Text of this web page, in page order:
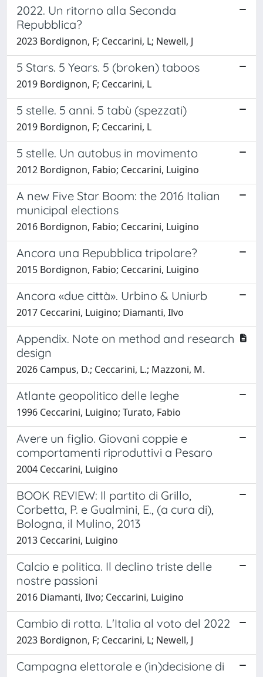
2022. Un ritorno alla Seconda
Repubblica?
2023 Bordignon, F; Ceccarini, L; Newell, J
5 Stars. 5 Years. 5 (broken) taboos
2019 Bordignon, F; Ceccarini, L
5 stelle. 5 anni. 5 tabù (spezzati)
2019 Bordignon, F; Ceccarini, L
5 stelle. Un autobus in movimento
2012 Bordignon, Fabio; Ceccarini, Luigino
A new Five Star Boom: the 2016 Italian
municipal elections
2016 Bordignon, Fabio; Ceccarini, Luigino
Ancora una Repubblica tripolare?
2015 Bordignon, Fabio; Ceccarini, Luigino
Ancora «due città». Urbino & Uniurb
2017 Ceccarini, Luigino; Diamanti, Ilvo
Appendix. Note on method and research
design
2026 Campus, D.; Ceccarini, L.; Mazzoni, M.
Atlante geopolitico delle leghe
1996 Ceccarini, Luigino; Turato, Fabio
Avere un figlio. Giovani coppie e
comportamenti riproduttivi a Pesaro
2004 Ceccarini, Luigino
BOOK REVIEW: Il partito di Grillo,
Corbetta, P. e Gualmini, E., (a cura di),
Bologna, il Mulino, 2013
2013 Ceccarini, Luigino
Calcio e politica. Il declino triste delle
nostre passioni
2016 Diamanti, Ilvo; Ceccarini, Luigino
Cambio di rotta. L'Italia al voto del 2022
2023 Bordignon, F; Ceccarini, L; Newell, J
Campagna elettorale e (in)decisione di